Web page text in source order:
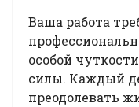
Ваша работа
особой
силы. Каждый
преодолевать